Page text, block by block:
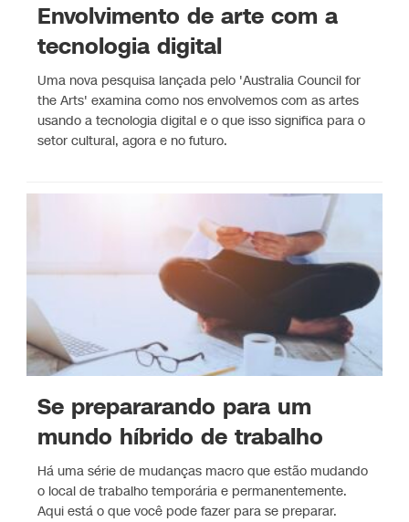
Envolvimento de arte com a
tecnologia digital
Uma nova pesquisa lançada pelo 'Australia Council for
the Arts' examina como nos envolvemos com as artes
usando a tecnologia digital e o que isso significa para o
setor cultural, agora e no futuro.
Se prepararando para um
mundo híbrido de trabalho
Há uma série de mudanças macro que estão mudando
o local de trabalho temporária e permanentemente.
Aqui está o que você pode fazer para se preparar.